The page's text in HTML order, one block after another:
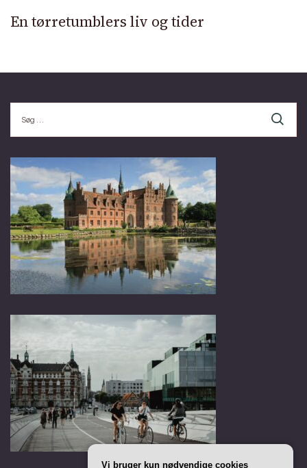
En tørretumblers liv og tider
efter:
Vi bruger kun nødvendige cookies